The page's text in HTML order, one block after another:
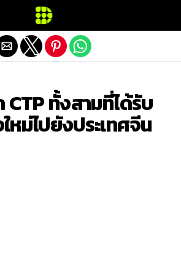
CTP ทั้งสามที่ได้รับ
หม่ไปยังประเทศจีน
Exit mobile version